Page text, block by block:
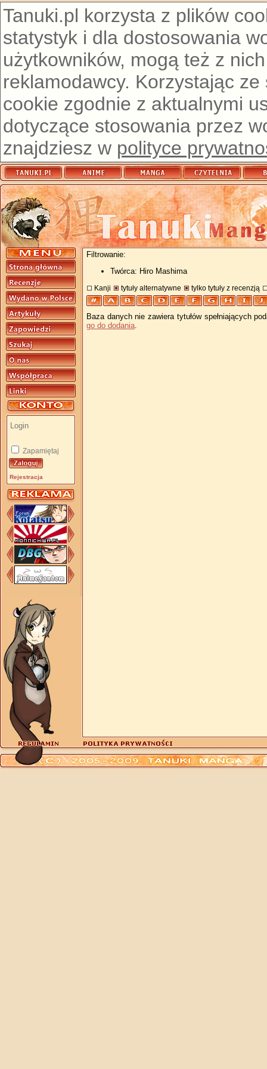
Tanuki.pl korzysta z plików
statystyk i dla dostosowania
użytkowników, mogą też z
reklamodawcy. Korzystając
cookie zgodnie z aktualnymi
dotyczące stosowania przez
znajdziesz w polityce
Zapamiętaj
Rejestracja
Filtrowanie:
Twórca: Hiro Mashima
Kanji tytuły alternatywne tylko tytuły z recenzją
Baza danych nie zawiera tytułów spełniających
go do dodania.